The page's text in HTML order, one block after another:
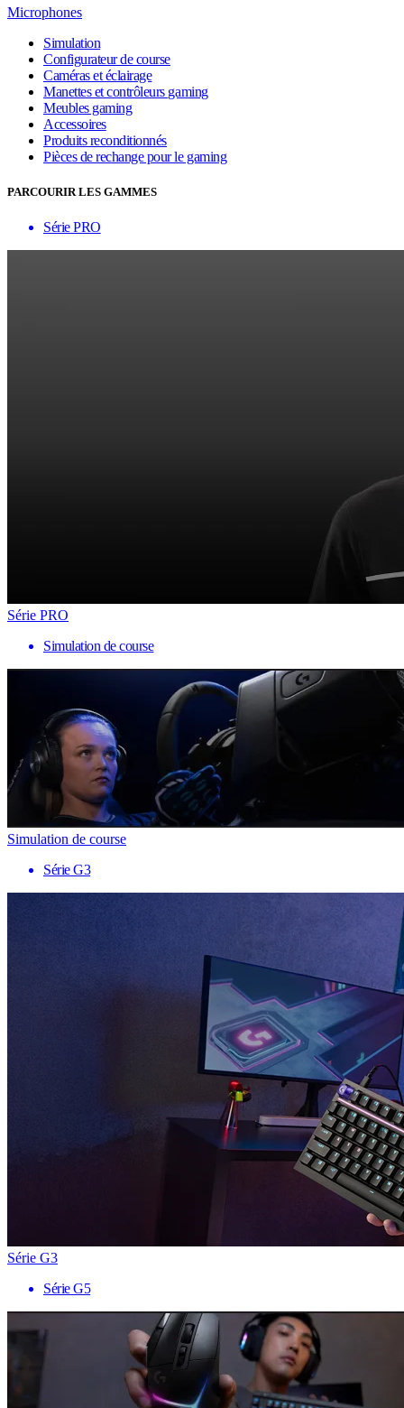
Microphones
Simulation
Configurateur de course
Caméras et éclairage
Manettes et contrôleurs gaming
Meubles gaming
Accessoires
Produits reconditionnés
Pièces de rechange pour le gaming
PARCOURIR LES GAMMES
Série PRO
Série PRO
Simulation de course
Simulation de course
Série G3
Série G3
Série G5